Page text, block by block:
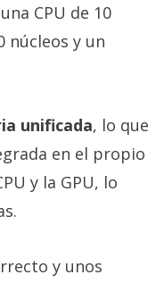
CPU de 10
núcleos y un
unificada, lo que
en el propio
y la GPU, lo
y unos